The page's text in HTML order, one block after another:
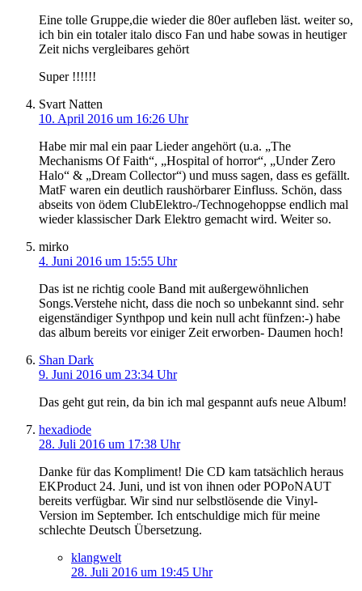
Eine tolle Gruppe,die wieder die 80er aufleben läst. weiter so,
ich bin ein totaler italo disco Fan und habe sowas in heutiger
Zeit nichs vergleibares gehört
Super !!!!!!
Svart Natten
10. April 2016 um 16:26 Uhr
Habe mir mal ein paar Lieder angehört (u.a. „The
Mechanisms Of Faith“, „Hospital of horror“, „Under Zero
Halo“ & „Dream Collector“) und muss sagen, dass es gefällt.
MatF waren ein deutlich raushörbarer Einfluss. Schön, dass
abseits von ödem ClubElektro-/Technogehoppse endlich mal
wieder klassischer Dark Elektro gemacht wird. Weiter so.
mirko
4. Juni 2016 um 15:55 Uhr
Das ist ne richtig coole Band mit außergewöhnlichen
Songs.Verstehe nicht, dass die noch so unbekannt sind. sehr
eigenständiger Synthpop und kein null acht fünfzen:-) habe
das album bereits vor einiger Zeit erworben- Daumen hoch!
Shan Dark
9. Juni 2016 um 23:34 Uhr
Das geht gut rein, da bin ich mal gespannt aufs neue Album!
hexadiode
28. Juli 2016 um 17:38 Uhr
Danke für das Kompliment! Die CD kam tatsächlich heraus
EKProduct 24. Juni, und ist von ihnen oder POPoNAUT
bereits verfügbar. Wir sind nur selbstlösende die Vinyl-
Version im September. Ich entschuldige mich für meine
schlechte Deutsch Übersetzung.
klangwelt
28. Juli 2016 um 19:45 Uhr